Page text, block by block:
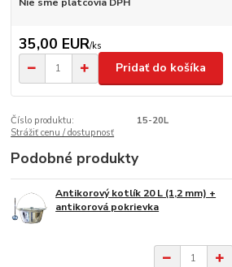
Nie sme platcovia DPH
35,00 EUR/ks
Pridať do košíka
Číslo produktu:
15-20L
Strážiť cenu / dostupnosť
Podobné produkty
Antikorový kotlík 20 L (1,2 mm) +
antikorová pokrievka